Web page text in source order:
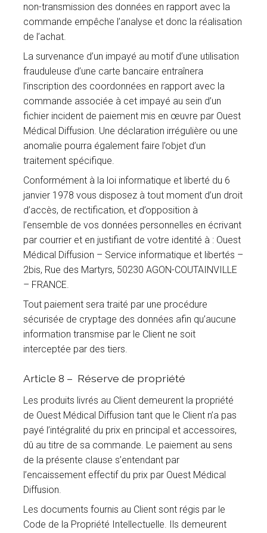
non-transmission des données en rapport avec la
commande empêche l’analyse et donc la réalisation
de l’achat.
La survenance d’un impayé au motif d’une utilisation
frauduleuse d’une carte bancaire entraînera
l’inscription des coordonnées en rapport avec la
commande associée à cet impayé au sein d’un
fichier incident de paiement mis en œuvre par Ouest
Médical Diffusion. Une déclaration irrégulière ou une
anomalie pourra également faire l’objet d’un
traitement spécifique.
Conformément à la loi informatique et liberté du 6
janvier 1978 vous disposez à tout moment d’un droit
d’accès, de rectification, et d’opposition à
l’ensemble de vos données personnelles en écrivant
par courrier et en justifiant de votre identité à : Ouest
Médical Diffusion – Service informatique et libertés –
2bis, Rue des Martyrs, 50230 AGON-COUTAINVILLE
– FRANCE.
Tout paiement sera traité par une procédure
sécurisée de cryptage des données afin qu’aucune
information transmise par le Client ne soit
interceptée par des tiers.
Article 8 – Réserve de propriété
Les produits livrés au Client demeurent la propriété
de Ouest Médical Diffusion tant que le Client n’a pas
payé l’intégralité du prix en principal et accessoires,
dû au titre de sa commande. Le paiement au sens
de la présente clause s’entendant par
l’encaissement effectif du prix par Ouest Médical
Diffusion.
Les documents fournis au Client sont régis par le
Code de la Propriété Intellectuelle. Ils demeurent